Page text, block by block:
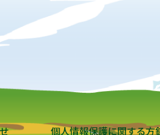
個人情報保護に関する方